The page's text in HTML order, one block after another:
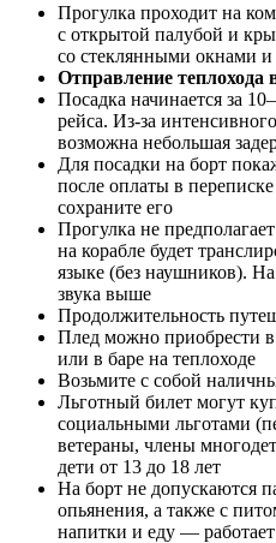
Прогулка проходит на
с открытой палубой и
со стеклянными окнами
Отправление теплохода
Посадка начинается за
рейса. Из-за
возможна небольшая
Для посадки на борт
после оплаты в переписке
сохраните его
Прогулка не
на корабле будет
языке (без наушников).
звука выше
Продолжительность
Плед можно приобрести в
или в баре на теплоходе
Возьмите с собой
Льготный билет могут
социальными льготами
ветераны, члены
дети от 13 до 18 лет
На борт не допускаются
опьянения, а также с
напитки и еду —